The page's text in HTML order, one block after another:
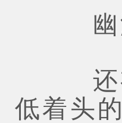
幽渊
还有
低着头